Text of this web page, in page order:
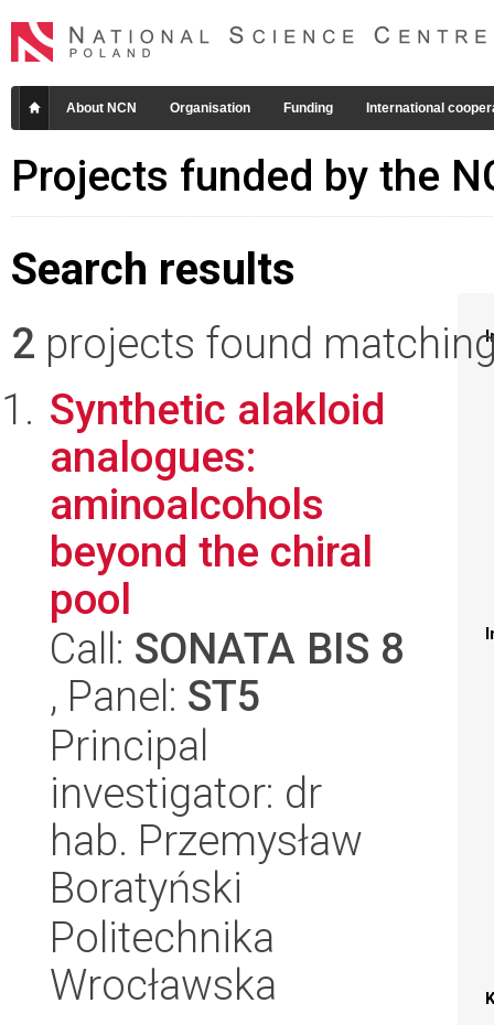
About NCN Organisation Funding International
Projects funded by the
Search results
2 projects found
Synthetic alakloid
analogues:
aminoalcohols
beyond the chiral
pool
Call: SONATA BIS 8
, Panel: ST5
Principal
investigator: dr
hab. Przemysław
Boratyński
Politechnika
Wrocławska